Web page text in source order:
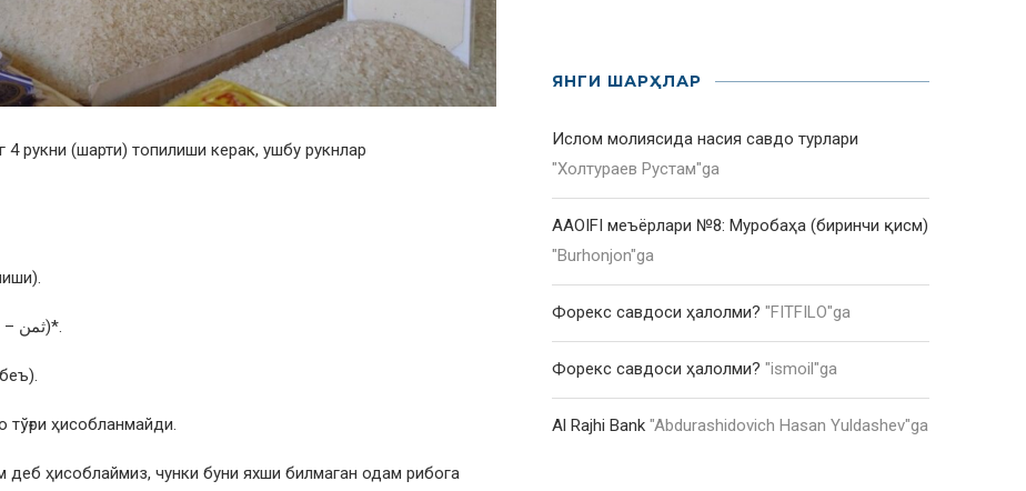
рукни (шарти) топилиши керак, ушбу рукнлар
(араб тилида саман – ثمن)*.
ҳисобланмайди.
ҳисоблаймиз, чунки буни яхши билмаган одам рибога
ЯНГИ ШАРҲЛАР
Ислом молиясида насия савдо турлари
"Холтураев Рустам"ga
AAOIFI меъёрлари №8: Муробаҳа (биринчи қисм)
"Burhonjon"ga
Форекс савдоси ҳалолми? "FITFILO"ga
Форекс савдоси ҳалолми? "ismoil"ga
Al Rajhi Bank "Abdurashidovich Hasan Yuldashev"ga